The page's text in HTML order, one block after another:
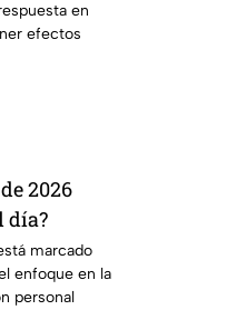
en
efectos
2026
día?
marcado
enfoque en la
personal